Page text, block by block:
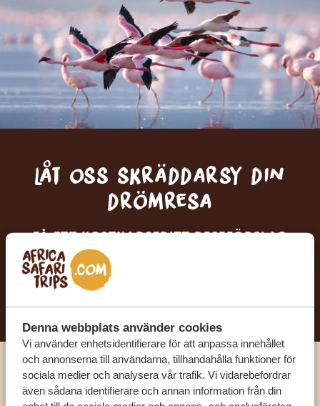
Denna webbplats använder cookies
Vi använder enhetsidentifierare för att anpassa innehållet
och annonserna till användarna, tillhandahålla funktioner för
sociala medier och analysera vår trafik. Vi vidarebefordrar
även sådana identifierare och annan information från din
Låt oss skräddarsy din
drömresa
FÅ ETT KOSTNADSFRITT RESEFÖRSLAG
BÖRJA PLANERA DIN DRÖMRESA
Ring en av våra experter